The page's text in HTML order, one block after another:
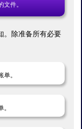
件。
。除准备所有必要
。